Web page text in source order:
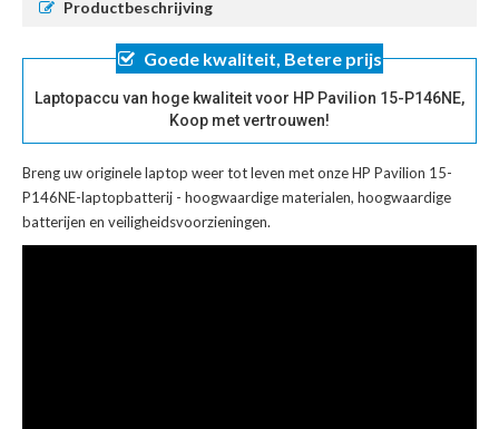
Productbeschrijving
Goede kwaliteit, Betere prijs
Laptopaccu van hoge kwaliteit voor HP Pavilion 15-P146NE,
Koop met vertrouwen!
Breng uw originele laptop weer tot leven met onzeHP Pavilion 15-
P146NE-laptopbatterij - hoogwaardige materialen, hoogwaardige
batterijen en veiligheidsvoorzieningen.